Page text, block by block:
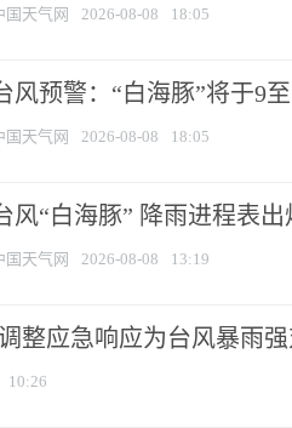
国天气网 2026-08-08 18:05
风预警：“白海豚”将于9
国天气网 2026-08-08 18:05
风“白海豚” 降雨进程表
国天气网 2026-08-08 13:19
整应急响应为台风暴雨
10:26